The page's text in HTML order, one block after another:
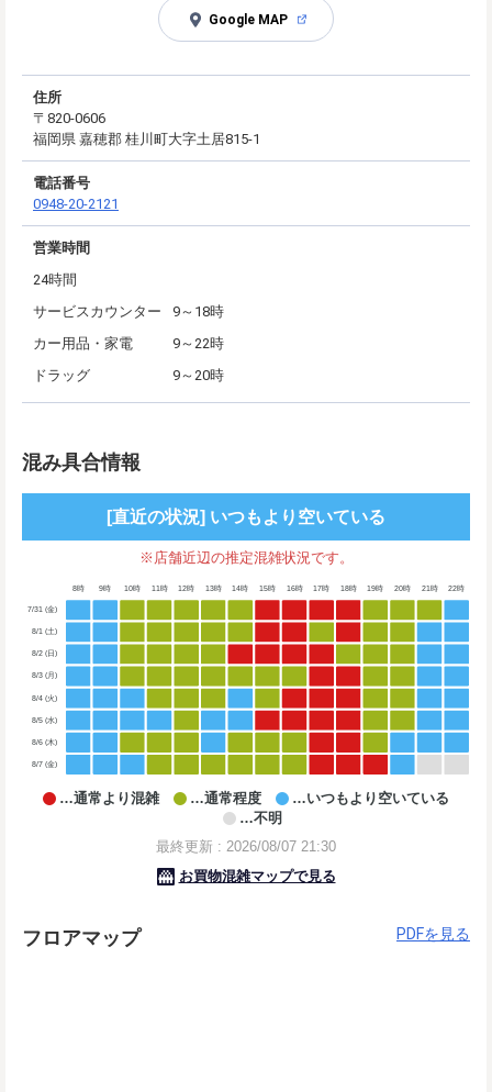
Google MAP
住所
〒820-0606
福岡県 嘉穂郡 桂川町大字土居815-1
電話番号
0948-20-2121
営業時間
24時間
サービスカウンター
9～18時
カー用品・家電
9～22時
ドラッグ
9～20時
混み具合情報
フロアマップ PDFを見る